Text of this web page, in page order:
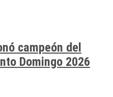
campeón del
Domingo 2026